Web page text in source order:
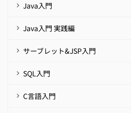
Java入門
Java入門 実践編
サーブレット&JSP入門
SQL入門
C言語入門